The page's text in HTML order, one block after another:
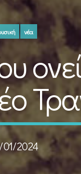
νέα
01/2024